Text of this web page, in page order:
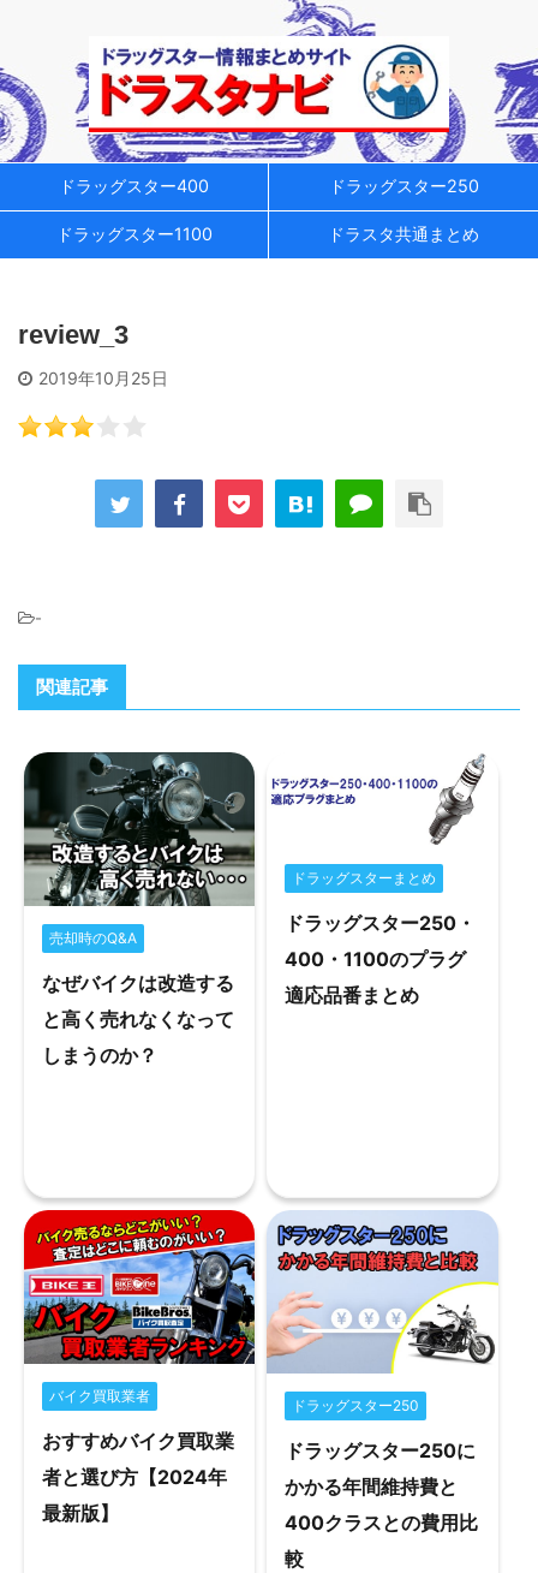
ドラッグスター400 ドラッグスター250
ドラッグスター1100 ドラスタ共通まとめ
review_3
2019年10月25日
-
関連記事
売却時のQ&A
なぜバイクは改造する
と高く売れなくなって
しまうのか？
ドラッグスターまとめ
ドラッグスター250・
400・1100のプラグ
適応品番まとめ
バイク買取業者
おすすめバイク買取業
者と選び方【2024年
最新版】
ドラッグスター250
ドラッグスター250に
かかる年間維持費と
400クラスとの費用比
較